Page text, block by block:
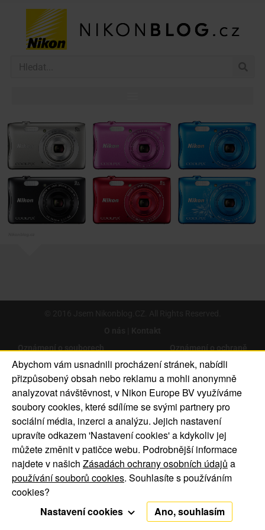
Abychom vám usnadnili procházení stránek, nabídli
přizpůsobený obsah nebo reklamu a mohli anonymně
analyzovat návštěvnost, v Nikon Europe BV využíváme
soubory cookies, které sdílíme se svými partnery pro
sociální média, inzerci a analýzu. Jejich nastavení
upravíte odkazem 'Nastavení cookies' a kdykoliv jej
můžete změnit v patičce webu. Podrobnější informace
najdete v našich Zásadách ochrany osobních údajů a
používání souborů cookies. Souhlasíte s používáním
cookies?
Funkční cookies
Nastavení cookies Ano, souhlasím
Oznámení o souborech
cookie
Oznámení o ochraně
soukromí